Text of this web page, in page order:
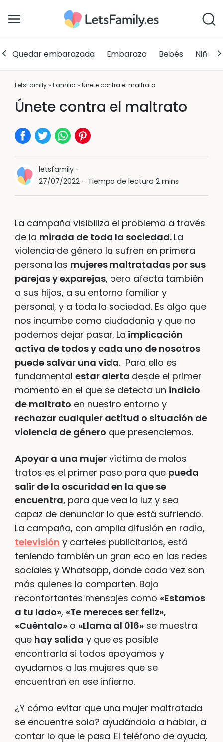
Quedar embarazada Embarazo Bebés Niños
LetsFamily» Familia » Únete contra el maltrato
Únete contra el maltrato
letsfamily-
27/07/2022- Tiempo de lectura 2 mins
La campaña visibiliza el problema a través
de la mirada de toda la sociedad. La
violencia de género la sufren en primera
persona las mujeres maltratadas por sus
parejas y exparejas, pero afecta también
a sus hijos, a su entorno familiar y
personal, y a toda la sociedad. Es algo que
nos incumbe como ciudadanía y que no
podemos dejar pasar. La implicación
activa de todos y cada uno de nosotros
puede salvar una vida. Para ello es
fundamental estar alerta desde el primer
momento en el que se detecta un indicio
de maltrato en nuestro entorno y
rechazar cualquier actitud o situación de
violencia de género que presenciemos.
Apoyar a una mujer víctima de malos
tratos es el primer paso para que pueda
salir de la oscuridad en la que se
encuentra, para que vea la luz y sea
capaz de denunciar lo que está sufriendo.
La campaña, con amplia difusión en radio,
televisión y carteles publicitarios, está
teniendo también un gran eco en las redes
sociales y Whatsapp, donde cada vez son
más quienes la comparten. Bajo
reconfortantes mensajes como «Estamos
a tu lado», «Te mereces ser feliz»,
«Cuéntalo» o «Llama al 016» se muestra
que hay salida y que es posible
encontrarla si todos apoyamos y
ayudamos a las mujeres que se
encuentran en ese infierno.
¿Y cómo evitar que una mujer maltratada
se encuentre sola? ayudándola a hablar, a
contar lo que le pasa. El teléfono de ayuda,